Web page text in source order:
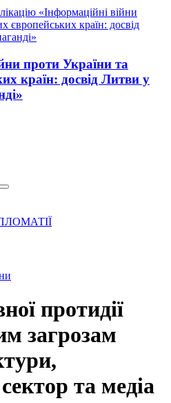
проти України та
країн: досвід Литви у
протидії
загрозам
та медіа